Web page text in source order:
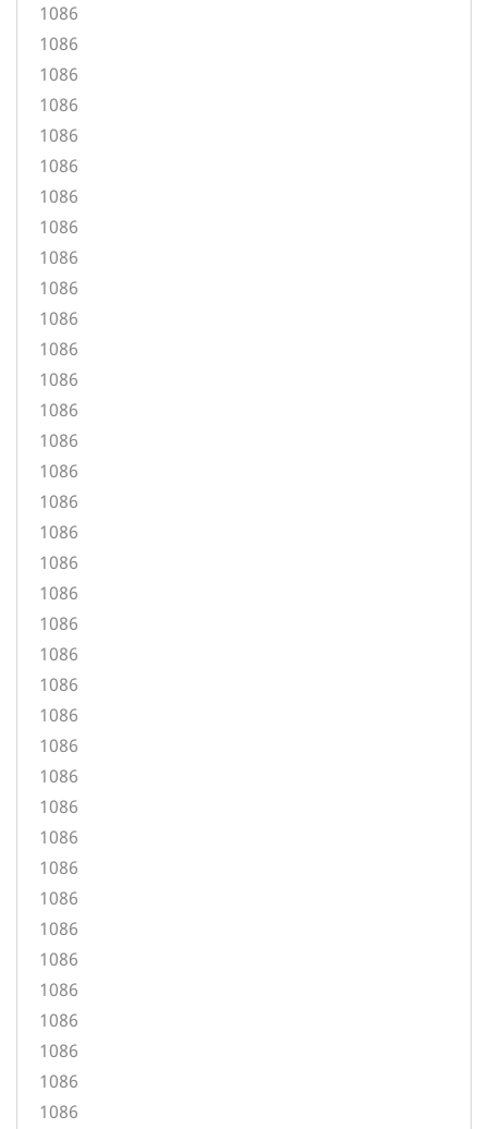
1086
1086
1086
1086
1086
1086
1086
1086
1086
1086
1086
1086
1086
1086
1086
1086
1086
1086
1086
1086
1086
1086
1086
1086
1086
1086
1086
1086
1086
1086
1086
1086
1086
1086
1086
1086
1086